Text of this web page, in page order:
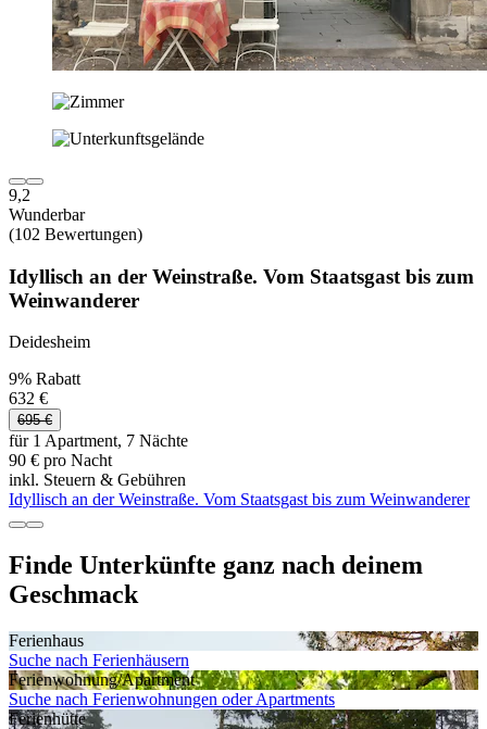
9,2
Wunderbar
(102 Bewertungen)
Idyllisch an der Weinstraße. Vom Staatsgast bis zum
Weinwanderer
Deidesheim
9% Rabatt
632 €
695 €
für 1 Apartment, 7 Nächte
90 € pro Nacht
inkl. Steuern & Gebühren
Idyllisch an der Weinstraße. Vom Staatsgast bis zum Weinwanderer
Finde Unterkünfte ganz nach deinem
Geschmack
Ferienhaus
Suche nach Ferienhäusern
Ferienwohnung/Apartment
Suche nach Ferienwohnungen oder Apartments
Ferienhütte